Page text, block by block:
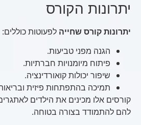
יתרונות הקורס
יתרונות קורס שחייה לפעוטות כוללים:
הגנה מפני טביעות.
פיתוח מיומנויות חברתיות.
שיפור יכולות קואורדינציה.
תמיכה בהתפתחות פיזית
קורסים אלו מכינים את הילדים
להם להתמודד בצורה בטוחה.